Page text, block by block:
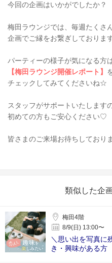
今回の企画はいかがでしたか？
梅田ラウンジでは、毎週たくさ
企画でご縁をお繋ぎしておりま
パーティーの様子が気になる方は
【梅田ラウンジ開催レポート】
チェックしてみてくださいね☆
スタッフがサポートいたします
初めての方もご安心ください♡
皆さまのご来場お待ちしており
類似した企
梅田4階
8/9(日) 13:00〜
＼思い出を写真に
き・興味がある方